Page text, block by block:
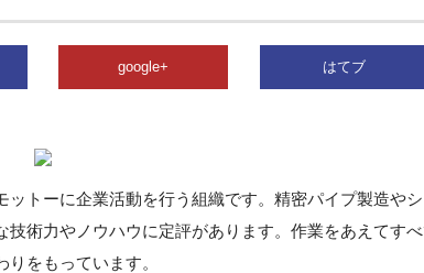
google+ はてブ
トーに企業活動を行う組織です。精密パイプ製造や
術力やノウハウに定評があります。作業をあえてす
をもっています。